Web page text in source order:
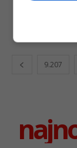
suoči sa
9.207